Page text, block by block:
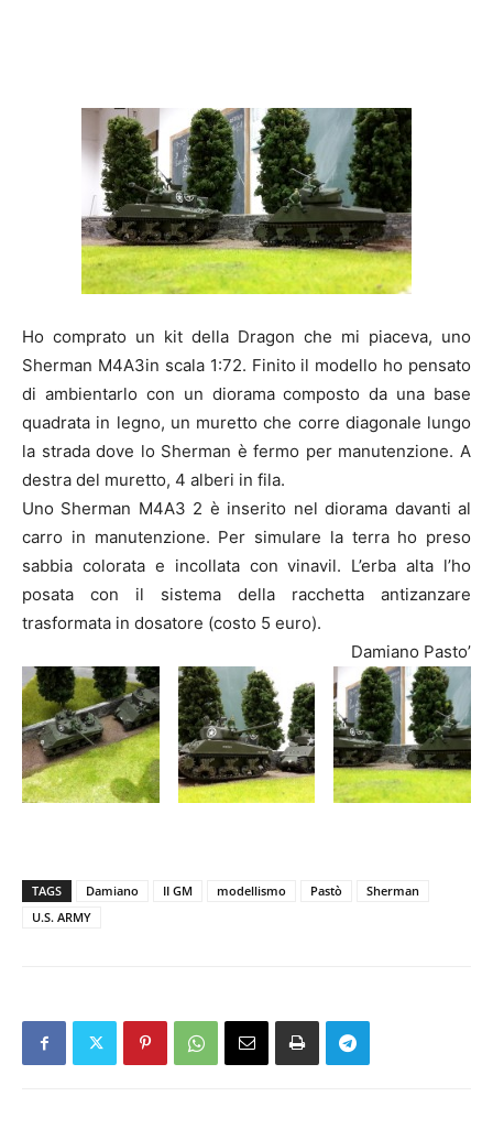
Ho comprato un kit della Dragon che mi piaceva, uno
Sherman M4A3in scala 1:72. Finito il modello ho pensato
di ambientarlo con un diorama composto da una base
quadrata in legno, un muretto che corre diagonale lungo
la strada dove lo Sherman è fermo per manutenzione. A
destra del muretto, 4 alberi in fila.
Uno Sherman M4A3 2 è inserito nel diorama davanti al
carro in manutenzione. Per simulare la terra ho preso
sabbia colorata e incollata con vinavil. L’erba alta l’ho
posata con il sistema della racchetta antizanzare
trasformata in dosatore (costo 5 euro).
Damiano Pasto’
TAGS Damiano II GM modellismo Pastò
Sherman
U.S. ARMY